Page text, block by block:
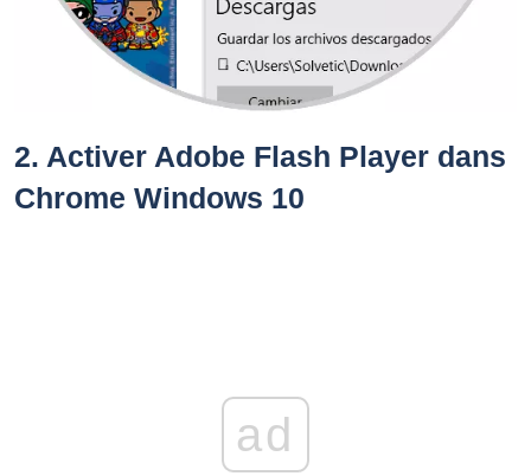
2. Activer Adobe Flash Player dans
Chrome Windows 10
ad